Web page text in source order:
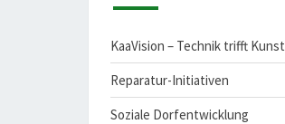
KaaVision – Technik trifft Kunst
Reparatur-Initiativen
Soziale Dorfentwicklung